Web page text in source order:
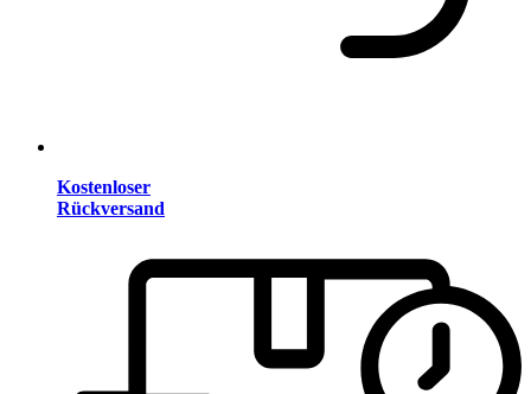
Kostenloser
Rückversand